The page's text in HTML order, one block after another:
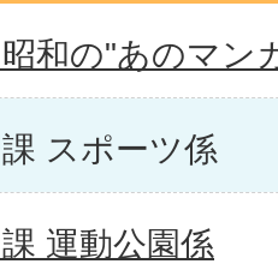
昭和の"あのマン
スポーツ係
運動公園係